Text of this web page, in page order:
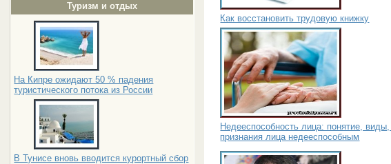
Туризм и отдых
На Кипре ожидают 50 % падения
туристического потока из России
В Тунисе вновь вводится курортный сбор
Как восстановить трудовую книжку
Недееспособность лица: понятие,
признания лица недееспособным